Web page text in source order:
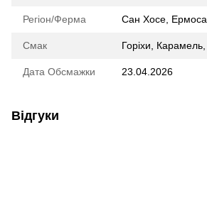
Регіон/Ферма Сан Хосе, Ермоса
Смак Горіхи Карамель
Дата Обсмажки 23.04.2026
Відгуки